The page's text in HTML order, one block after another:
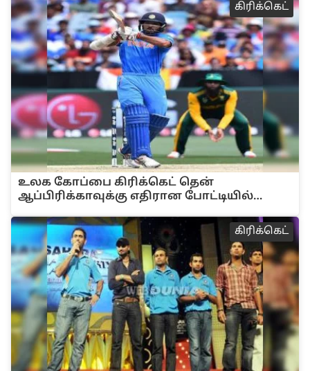
‌‌கி‌ரி‌க்கெ‌ட்
உலக கோப்பை கிரிக்கெட் தென்
ஆப்பிரிக்காவுக்கு எதிரான போட்டியில்
‌‌கி‌ரி‌க்கெ‌ட்